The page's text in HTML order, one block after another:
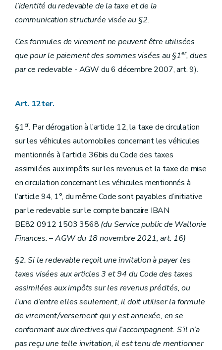
l’identité du redevable de la taxe et de la
communication structurée visée au §2.
Ces formules de virement ne peuvent être utilisées
que pour le paiement des sommes visées au §1er, dues
par ce redevable - AGW du 6 décembre 2007, art. 9).
Art. 12ter.
§1er. Par dérogation à l’article 12, la taxe de circulation
sur les véhicules automobiles concernant les véhicules
mentionnés à l’article 36bis du Code des taxes
assimilées aux impôts sur les revenus et la taxe de mise
en circulation concernant les véhicules mentionnés à
l’article 94, 1°, du même Code sont payables d’initiative
par le redevable sur le compte bancaire IBAN
BE82 0912 1503 3568 (du Service public de Wallonie
Finances.–AGW du 18 novembre 2021, art. 16)
§2. Si le redevable reçoit une invitation à payer les
taxes visées aux articles 3 et 94 du Code des taxes
assimilées aux impôts sur les revenus précités, ou
l’une d’entre elles seulement, il doit utiliser la formule
de virement/versement qui y est annexée, en se
conformant aux directives qui l’accompagnent. S’il n’a
pas reçu une telle invitation, il est tenu de mentionner